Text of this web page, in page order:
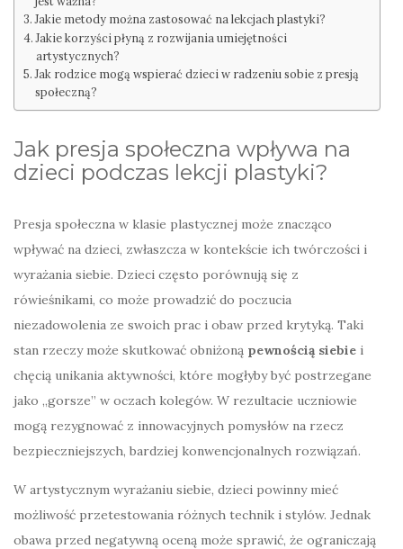
Jakie metody można zastosować na lekcjach plastyki?
Jakie korzyści płyną z rozwijania umiejętności
artystycznych?
Jak rodzice mogą wspierać dzieci w radzeniu sobie z presją
społeczną?
Jak presja społeczna wpływa na
dzieci podczas lekcji plastyki?
Presja społeczna w klasie plastycznej może znacząco
wpływać na dzieci, zwłaszcza w kontekście ich twórczości i
wyrażania siebie. Dzieci często porównują się z
rówieśnikami, co może prowadzić do poczucia
niezadowolenia ze swoich prac i obaw przed krytyką. Taki
stan rzeczy może skutkować obniżoną pewnością siebie i
chęcią unikania aktywności, które mogłyby być postrzegane
jako „gorsze” w oczach kolegów. W rezultacie uczniowie
mogą rezygnować z innowacyjnych pomysłów na rzecz
bezpieczniejszych, bardziej konwencjonalnych rozwiązań.
W artystycznym wyrażaniu siebie, dzieci powinny mieć
możliwość przetestowania różnych technik i stylów. Jednak
obawa przed negatywną oceną może sprawić, że ograniczają